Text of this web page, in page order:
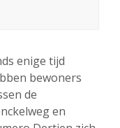
enige tijd
bewoners
de
en